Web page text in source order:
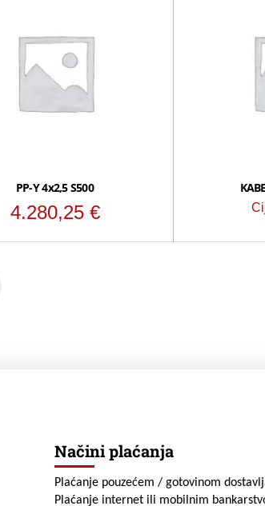
PP-Y 4x2,5 S500
4.280,25 €
Načini plaćanja
Plaćanje pouzećem / gotovinom
Plaćanje internet ili mobilnim